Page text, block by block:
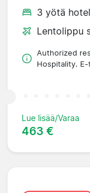
3 yötä
Lentolippu
Authorized
Hospitality.
Lue lisää/Varaa
463 €